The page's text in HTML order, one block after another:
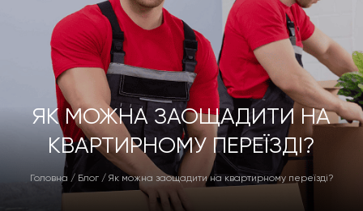
Головна / Блог / Як можна заощадити на квартирному переїзді?
ЯК МОЖНА ЗАОЩАДИТИ НА
КВАРТИРНОМУ ПЕРЕЇЗДІ?